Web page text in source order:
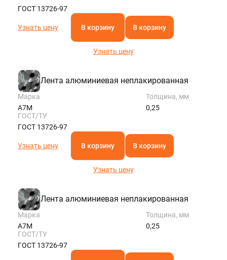
ГОСТ 13726-97
Узнать цену В корзину В корзину
Узнать цену
Лента алюминиевая неплакированная
Марка
А7М
Толщина, мм
0,25
ГОСТ/ТУ
ГОСТ 13726-97
Узнать цену В корзину В корзину
Узнать цену
Лента алюминиевая неплакированная
Марка
А7М
Толщина, мм
0,25
ГОСТ/ТУ
ГОСТ 13726-97